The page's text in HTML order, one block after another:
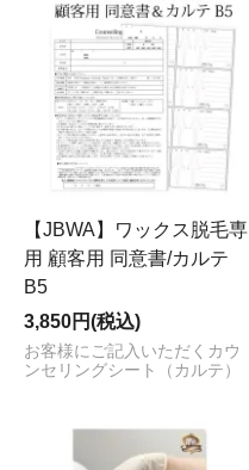
【JBWA】ワックス脱毛専
用 顧客用 同意書/カルテ
B5
3,850円(税込)
お客様にご記入いただくカウ
ンセリングシート（カルテ）